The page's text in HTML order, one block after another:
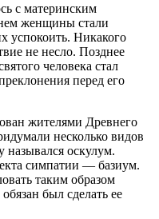
с материнским
женщины стали
успокоить. Никакого
не несло. Позднее
человека стал
перед его
жителями Древнего
несколько видов
назывался оскулум.
симпатии — базиум.
таким образом
был сделать ее